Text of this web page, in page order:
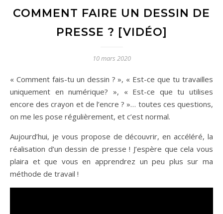
COMMENT FAIRE UN DESSIN DE
PRESSE ? [VIDÉO]
10 mars 2020
« Comment fais-tu un dessin ? », « Est-ce que tu travailles
uniquement en numérique? », « Est-ce que tu utilises
encore des crayon et de l’encre ? »… toutes ces questions,
on me les pose régulièrement, et c’est normal.
Aujourd’hui, je vous propose de découvrir, en accéléré, la
réalisation d’un dessin de presse ! J’espère que cela vous
plaira et que vous en apprendrez un peu plus sur ma
méthode de travail !